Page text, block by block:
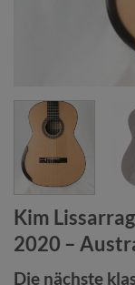
Kim
2020 –
Die nächste